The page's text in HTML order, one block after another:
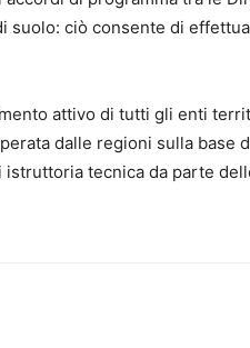
suolo: ciò consente di
attivo di tutti gli enti
dalle regioni sulla base
tecnica da parte